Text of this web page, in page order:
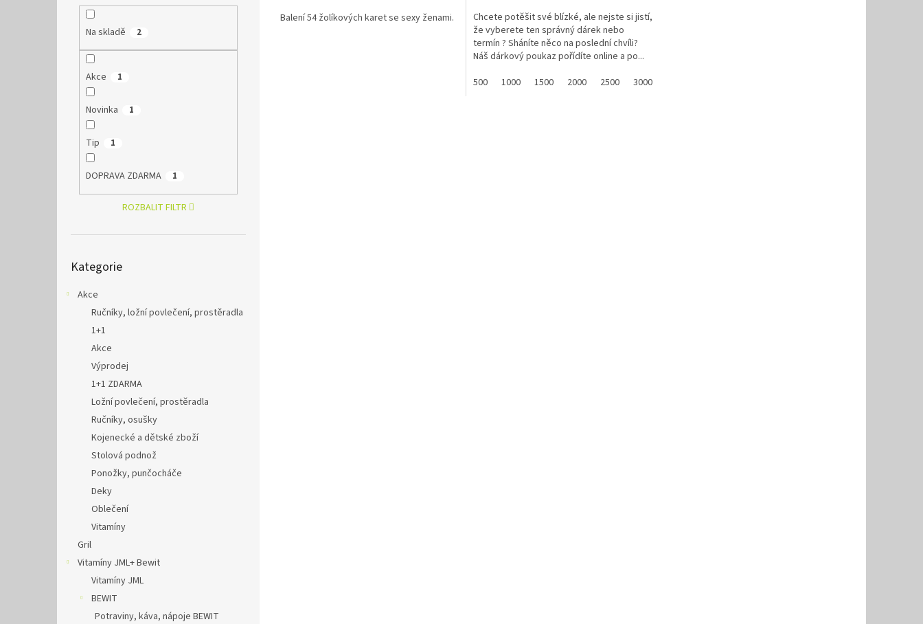
Na skladě 2
Akce 1
Novinka 1
Tip 1
DOPRAVA ZDARMA 1
ROZBALIT FILTR
kategorie
Kategorie
Akce
Ručníky, ložní povlečení, prostěradla
1+1
Akce
Výprodej
1+1 ZDARMA
Ložní povlečení, prostěradla
Ručníky, osušky
Kojenecké a dětské zboží
Stolová podnož
Ponožky, punčocháče
Deky
Oblečení
Vitamíny
Gril
Vitamíny JML+ Bewit
Vitamíny JML
BEWIT
Potraviny, káva, nápoje BEWIT
Balení 54 žolíkových karet se sexy ženami.
A
Chcete potěšit své blízké, ale nejste si jistí,
že vyberete ten správný dárek nebo
termín ? Sháníte něco na poslední chvíli?
Náš dárkový poukaz pořídíte online a po...
500
1000 1500 2000 2500 3000